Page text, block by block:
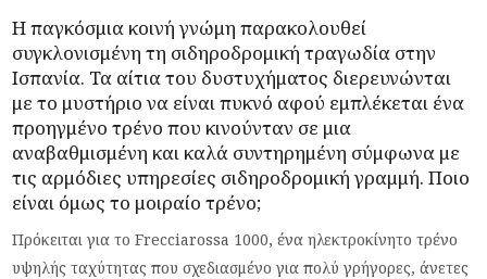
Η παγκόσμια κοινή γνώμη παρακολουθεί
συγκλονισμένη τη σιδηροδρομικήτραγωδία στην
Ισπανία. Τα αίτια του δυστυχήματος διερευνώνται
με το μυστήριο να είναι πυκνό αφού εμπλέκεται ένα
προηγμένο τρένο που κινούνταν σε μια
αναβαθμισμένη και καλά συντηρημένη σύμφωνα με
τις αρμόδιες υπηρεσίες σιδηροδρομική γραμμή. Ποιο
είναι όμως το μοιραίο τρένο;
Πρόκειται για το Frecciarossa 1000, ένα ηλεκτροκίνητο τρένο
υψηλής ταχύτητας που σχεδιασμένο για πολύ γρήγορες, άνετες